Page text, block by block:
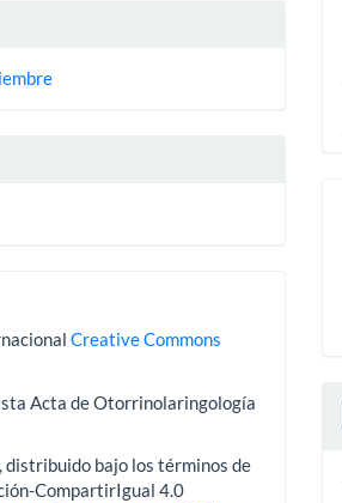
Creative Commons
Acta de Otorrinolaringología
distribuido bajo los términos de
CompartirIgual 4.0